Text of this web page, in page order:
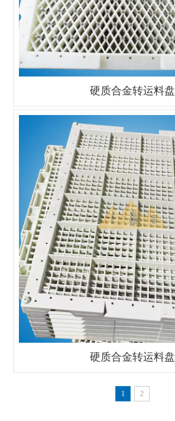
硬质合金转运料盘
硬质合金转运料盘
1 2